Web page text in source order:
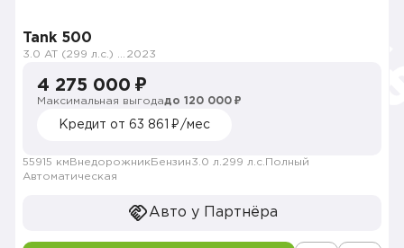
Tank 500
2023
4 275 000 ₽
Максимальная выгодадо 120 000 ₽
Кредит от 63 861 ₽/мес
55915 км Внедорожник Бензин3.0 л. 299 л.с. Полный
Автоматическая
Авто у Партнёра